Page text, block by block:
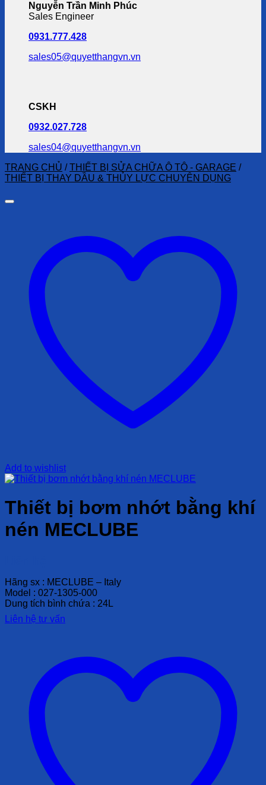
Nguyễn Trần Minh Phúc
Sales Engineer
0931.777.428
sales05@quyetthangvn.vn
CSKH
0932.027.728
sales04@quyetthangvn.vn
TRANG CHỦ / THIẾT BỊ SỬA CHỮA Ô TÔ - GARAGE /
THIẾT BỊ THAY DẦU & THỦY LỰC CHUYÊN DỤNG
Add to wishlist
Thiết bị bơm nhớt bằng khí
nén MECLUBE
Hãng sx : MECLUBE – Italy
Model : 027-1305-000
Dung tích bình chứa : 24L
Liên hệ tư vấn